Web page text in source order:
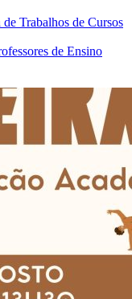
Trabalhos de Cursos
de Ensino